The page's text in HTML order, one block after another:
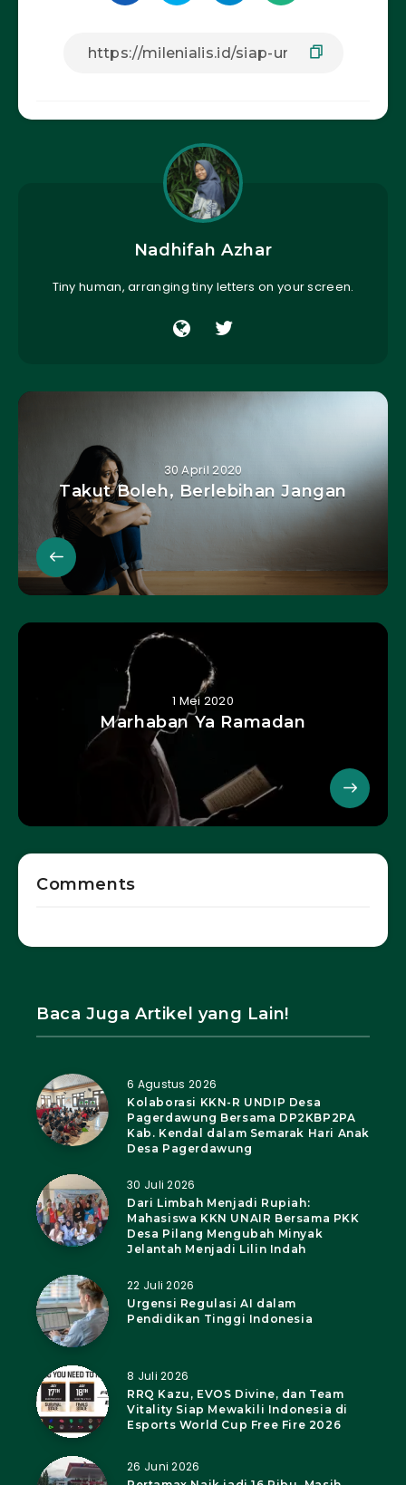
Nadhifah Azhar
Tiny human, arranging tiny letters on your screen.
30 April 2020
Takut Boleh, Berlebihan Jangan
1 Mei 2020
Marhaban Ya Ramadan
Comments
Baca Juga Artikel yang Lain!
6 Agustus 2026
Kolaborasi KKN-R UNDIP Desa
Pagerdawung Bersama DP2KBP2PA
Kab. Kendal dalam Semarak Hari Anak
Desa Pagerdawung
30 Juli 2026
Dari Limbah Menjadi Rupiah:
Mahasiswa KKN UNAIR Bersama PKK
Desa Pilang Mengubah Minyak
Jelantah Menjadi Lilin Indah
22 Juli 2026
Urgensi Regulasi AI dalam
Pendidikan Tinggi Indonesia
8 Juli 2026
RRQ Kazu, EVOS Divine, dan Team
Vitality Siap Mewakili Indonesia di
Esports World Cup Free Fire 2026
26 Juni 2026